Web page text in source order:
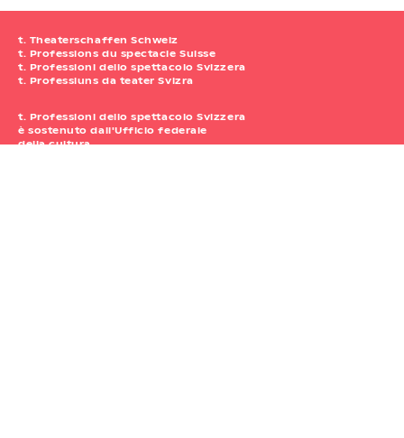
t. Theaterschaffen Schweiz
t. Professions du spectacle Suisse
t. Professioni dello spettacolo Svizzera
t. Professiuns da teater Svizra
t. Professioni dello spettacolo Svizzera
è sostenuto dall'Ufficio federale
della cultura.